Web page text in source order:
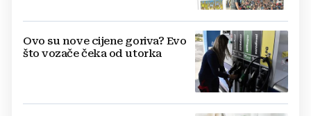
Ovo su nove cijene goriva? Evo
što vozače čeka od utorka